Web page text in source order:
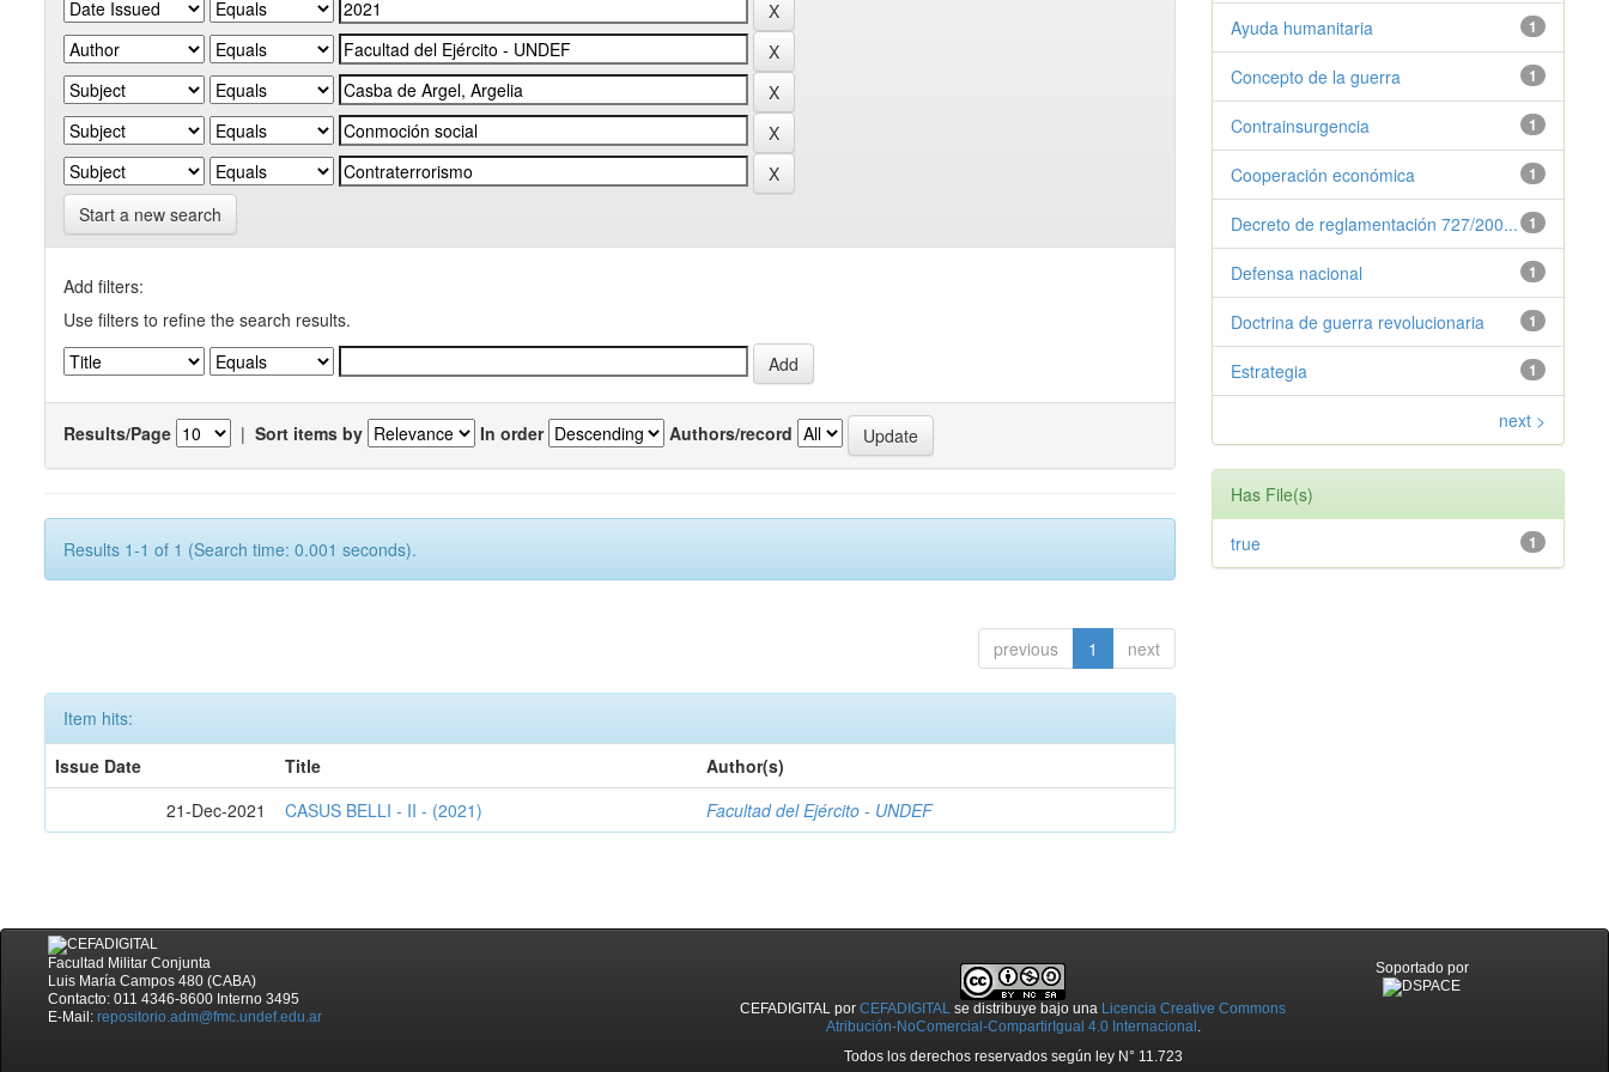
Start a new search
Add filters:
Use filters to refine the search results.
Results/Page | Sort items by In order Authors/record
Results 1-1 of 1 (Search time: 0.001 seconds).
previous 1 next
Item hits:
Issue Date
Title
Author(s)
21-Dec-2021
CASUS BELLI - II - (2021) Facultad del Ejército - UNDEF
1
Ayuda humanitaria
1
Concepto de la guerra
1
Contrainsurgencia
1
Cooperación económica
1
Decreto de reglamentación 727/200...
1
Defensa nacional
1
Doctrina de guerra revolucionaria
1
Estrategia
next >
Has File(s)
1
true
Facultad Militar Conjunta
Luis María Campos 480 (CABA)
Contacto: 011 4346-8600 Interno 3495
E-Mail: repositorio.adm@fmc.undef.edu.ar CEFADIGITAL porCEFADIGITAL se distribuye bajo una Licencia Creative Commons
Atribución-NoComercial-CompartirIgual 4.0 Internacional .
Todos los derechos reservados según ley N° 11.723
Soportado por